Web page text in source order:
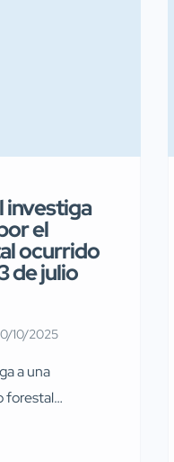
investiga
el
ocurrido
de julio
10/2025
a una
forestal